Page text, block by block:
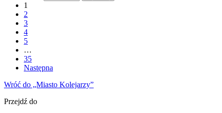
1
2
3
4
5
…
35
Następna
Wróć do „Miasto Kolejarzy”
Przejdź do